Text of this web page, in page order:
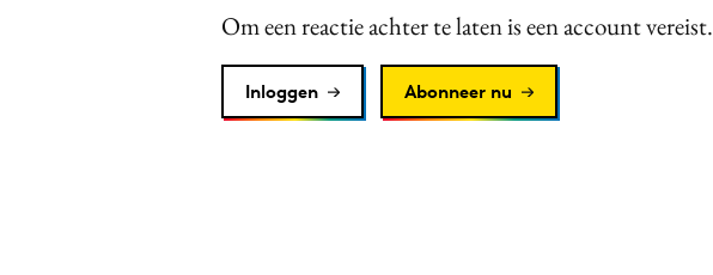
Om een reactie achter te laten is een account vereist.
Inloggen Abonneer nu